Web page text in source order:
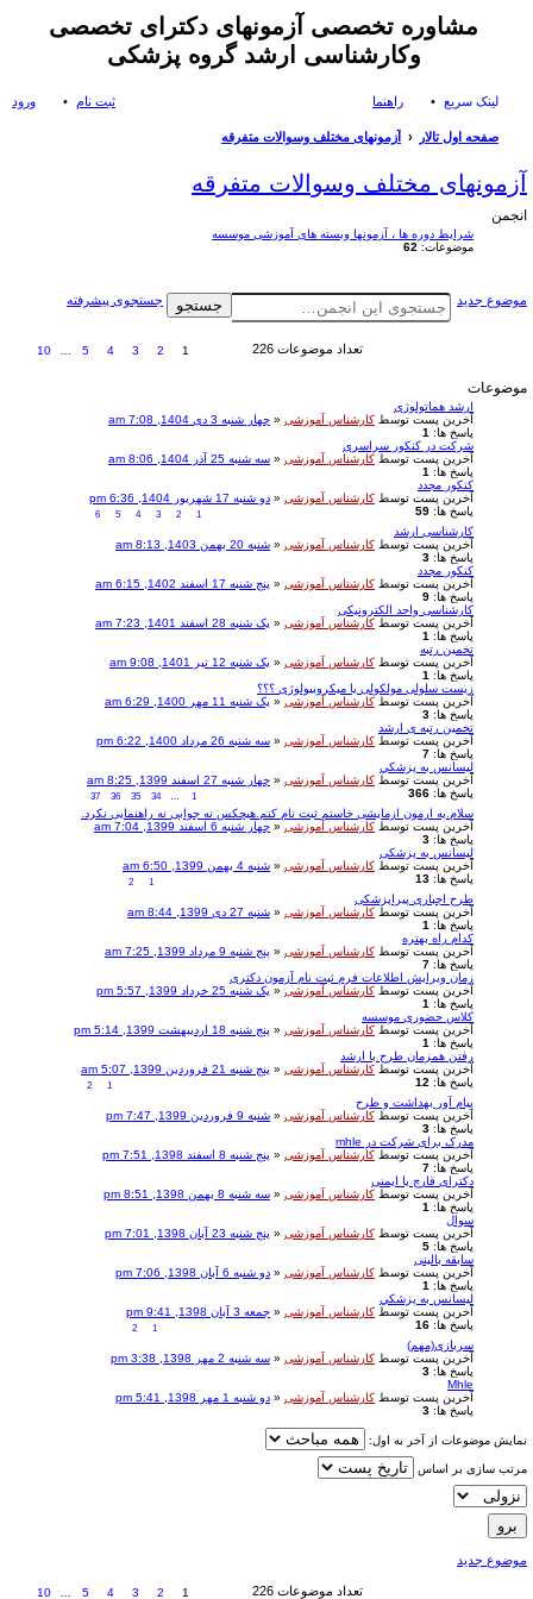
مشاوره تخصصی آزمونهای دکترای تخصصی
وکارشناسی ارشد گروه پزشکی
لینک سریع راهنما ورود ثبت نام
صفحه اول تالار
آزمونهای مختلف وسوالات متفرقه
آزمونهای مختلف وسوالات متفرقه
انجمن
شرایط دوره ها ، آزمونها وبسته های آموزشی موسسه
موضوعات: 62
موضوع جدید جستجو جستجوی پیشرفته
تعداد موضوعات 226 1
2
3
4
5
10
موضوعات
ارشد هماتولوژی
آخرین پست توسط کارشناس آموزشی « چهار شنبه 3 دی 1404, 7:08 am
پاسخ ها: 1
شرکت در کنکور سراسری
آخرین پست توسط کارشناس آموزشی « سه شنبه 25 آذر 1404, 8:06 am
پاسخ ها: 1
کنکور مجدد
آخرین پست توسط کارشناس آموزشی « دو شنبه 17 شهریور 1404, 6:36 pm
پاسخ ها: 59
1
2
3
4
5
6
کارشناسی ارشد
آخرین پست توسط کارشناس آموزشی « شنبه 20 بهمن 1403, 8:13 am
پاسخ ها: 3
کنکور مجدد
آخرین پست توسط کارشناس آموزشی « پنج شنبه 17 اسفند 1402, 6:15 am
پاسخ ها: 9
کارشناسی واحد الکترونیکی
آخرین پست توسط کارشناس آموزشی « یک شنبه 28 اسفند 1401, 7:23 am
پاسخ ها: 1
تخمین رتبه
آخرین پست توسط کارشناس آموزشی « یک شنبه 12 تیر 1401, 9:08 am
پاسخ ها: 1
زیست سلولی مولکولی یا میکروبیولوژی ؟؟؟
آخرین پست توسط کارشناس آموزشی « یک شنبه 11 مهر 1400, 6:29 am
پاسخ ها: 3
تخمین رتبه ی ارشد
آخرین پست توسط کارشناس آموزشی « سه شنبه 26 مرداد 1400, 6:22 pm
پاسخ ها: 7
ليسانس به پزشكي
آخرین پست توسط کارشناس آموزشی « چهار شنبه 27 اسفند 1399, 8:25 am
پاسخ ها: 366
1
…
34
35
36
37
سلام.یه ارمون ازمایشی خاستم ثبت نام کنم.هیچکس نه جوابی نه راهنمایی نکرد.
آخرین پست توسط کارشناس آموزشی « چهار شنبه 6 اسفند 1399, 7:04 am
پاسخ ها: 3
لیسانس به پزشکی
آخرین پست توسط کارشناس آموزشی « شنبه 4 بهمن 1399, 6:50 am
پاسخ ها: 13
1
2
طرح اجباری پیراپزشکی
آخرین پست توسط کارشناس آموزشی « شنبه 27 دی 1399, 8:44 am
پاسخ ها: 1
کدام راه بهتره
آخرین پست توسط کارشناس آموزشی « پنج شنبه 9 مرداد 1399, 7:25 am
پاسخ ها: 7
زمان ویرایش اطلاعات فرم ثبت نام آزمون دکتری
آخرین پست توسط کارشناس آموزشی « یک شنبه 25 خرداد 1399, 5:57 pm
پاسخ ها: 1
کلاس حضوری موسسه
آخرین پست توسط کارشناس آموزشی « پنج شنبه 18 اردیبهشت 1399, 5:14 pm
پاسخ ها: 1
رفتن همزمان طرح با ارشد
آخرین پست توسط کارشناس آموزشی « پنج شنبه 21 فروردین 1399, 5:07 am
پاسخ ها: 12
1
2
پیام آور بهداشت و طرح
آخرین پست توسط کارشناس آموزشی « شنبه 9 فروردین 1399, 7:47 pm
پاسخ ها: 3
مدرک برای شرکت در mhle
آخرین پست توسط کارشناس آموزشی « پنج شنبه 8 اسفند 1398, 7:51 pm
پاسخ ها: 7
دکترای قارچ یا ایمنی
آخرین پست توسط کارشناس آموزشی « سه شنبه 8 بهمن 1398, 8:51 pm
پاسخ ها: 1
سوال
آخرین پست توسط کارشناس آموزشی « پنج شنبه 23 آبان 1398, 7:01 pm
پاسخ ها: 5
سابقه بالینی
آخرین پست توسط کارشناس آموزشی « دو شنبه 6 آبان 1398, 7:06 pm
پاسخ ها: 1
ليسانس به پزشكي
آخرین پست توسط کارشناس آموزشی « جمعه 3 آبان 1398, 9:41 pm
پاسخ ها: 16
1
2
سربازی(مهم)
آخرین پست توسط کارشناس آموزشی « سه شنبه 2 مهر 1398, 3:38 pm
پاسخ ها: 3
Mhle
آخرین پست توسط کارشناس آموزشی « دو شنبه 1 مهر 1398, 5:41 pm
پاسخ ها: 3
نمایش موضوعات از آخر به اول:
مرتب سازی بر اساس
موضوع جدید
تعداد موضوعات 226 1
2
3
4
5
10